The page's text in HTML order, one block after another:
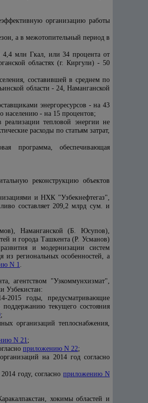
организацию работы
а в межотопительный период в
4,4 млн Гкал, или 34 процента от
областях (г. Киргули) - 50
составившей в среднем по
области - 24, Наманганской
энергоресурсов - на 43
населению - на 15 процентов;
реализации тепловой энергии не
расходы по статьям затрат,
программа, обеспечивающая
реконструкцию объектов
и НХК "Узбекнефтегаз",
составляет 209,2 млрд сум. и
Наманганской (Б. Юсупов),
и города Ташкента (Р. Усманов)
и модернизации систем
региональных особенностей, а
N 1.
агентством "Узкоммунхизмат",
Узбекистан:
2015 годы, предусматривающие
текущего состояния
;
организаций теплоснабжения,
N 21;
приложению N 22;
на 2014 год согласно
году, согласноприложению N
хокимы областей и